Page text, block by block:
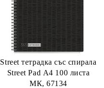
Street тетрадка със спирала
Street Pad А4 100 листа
МК, 67134